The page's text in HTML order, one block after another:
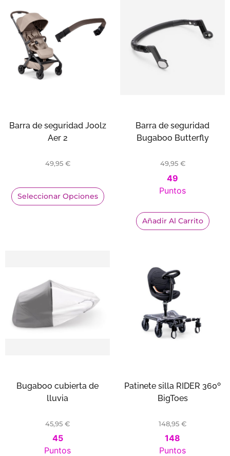
Barra de seguridad Joolz
Aer 2
49,95 €
Seleccionar Opciones
Barra de seguridad
Bugaboo Butterfly
49,95 €
49
Puntos
Añadir Al Carrito
Bugaboo cubierta de
lluvia
45,95 €
45
Puntos
Patinete silla RIDER 360º
BigToes
148,95 €
148
Puntos